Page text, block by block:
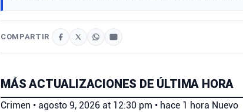
COMPARTIR
MÁS ACTUALIZACIONES DE ÚLTIMA HORA
Crimen • agosto 9, 2026 at 12:30 pm • hace 1 hora Nuevo